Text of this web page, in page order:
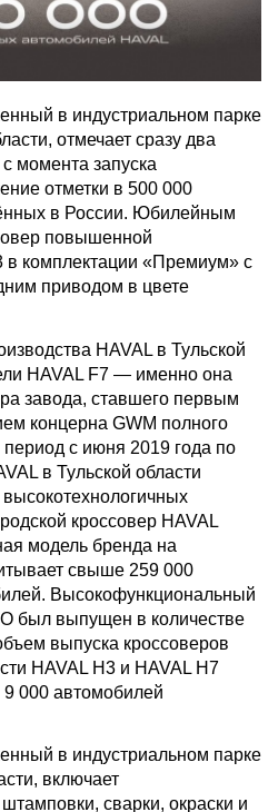
в индустриальном парке
отмечает сразу два
момента запуска
отметки в 500 000
в России. Юбилейным
повышенной
в комплектации «Премиум» с
приводом в цвете
HAVAL в Тульской
HAVAL F7 — именно она
завода, ставшего первым
концерна GWM полного
с июня 2019 года по
в Тульской области
кроссовер HAVAL
модель бренда на
свыше 259 000
Высокофункциональный
был выпущен в количестве
выпуска кроссоверов
HAVAL H3 и HAVAL H7
000 автомобилей
в индустриальном парке
включает
сварки, окраски и